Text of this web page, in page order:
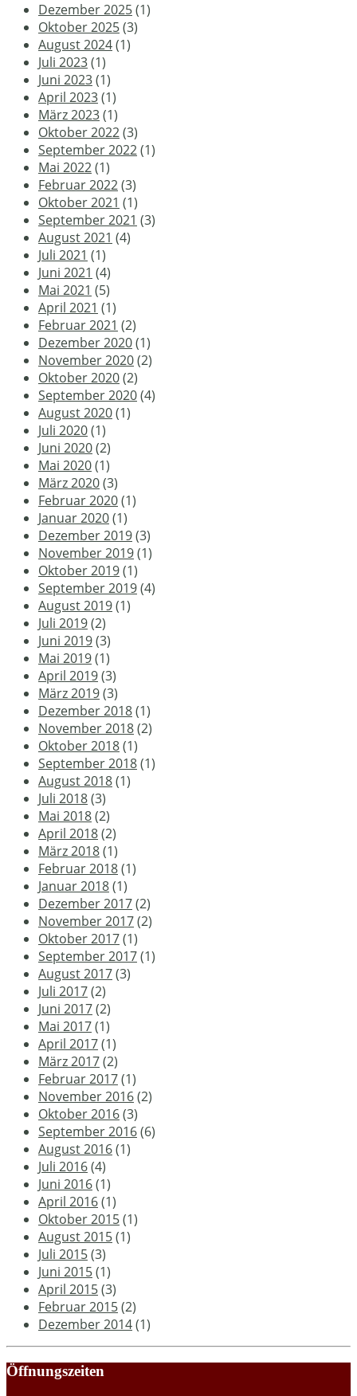
Dezember 2025(1)
Oktober 2025(3)
August 2024(1)
Juli 2023(1)
Juni 2023(1)
April 2023(1)
März 2023(1)
Oktober 2022(3)
September 2022(1)
Mai 2022(1)
Februar 2022(3)
Oktober 2021 (1)
September 2021 (3)
August 2021 (4)
Juli 2021 (1)
Juni 2021 (4)
Mai 2021 (5)
April 2021 (1)
Februar 2021 (2)
Dezember 2020(1)
November 2020(2)
Oktober 2020(2)
September 2020(4)
August 2020(1)
Juli 2020(1)
Juni 2020(2)
Mai 2020(1)
März 2020(3)
Februar 2020(1)
Januar 2020(1)
Dezember 2019(3)
November 2019(1)
Oktober 2019(1)
September 2019(4)
August 2019(1)
Juli 2019(2)
Juni 2019(3)
Mai 2019(1)
April 2019(3)
März 2019(3)
Dezember 2018(1)
November 2018(2)
Oktober 2018(1)
September 2018(1)
August 2018(1)
Juli 2018(3)
Mai 2018(2)
April 2018(2)
März 2018(1)
Februar 2018(1)
Januar 2018(1)
Dezember 2017(2)
November 2017(2)
Oktober 2017(1)
September 2017(1)
August 2017(3)
Juli 2017(2)
Juni 2017(2)
Mai 2017(1)
April 2017(1)
März 2017(2)
Februar 2017(1)
November 2016(2)
Oktober 2016(3)
September 2016(6)
August 2016(1)
Juli 2016(4)
Juni 2016(1)
April 2016(1)
Oktober 2015(1)
August 2015(1)
Juli 2015(3)
Juni 2015(1)
April 2015(3)
Februar 2015(2)
Dezember 2014(1)
Öffnungszeiten